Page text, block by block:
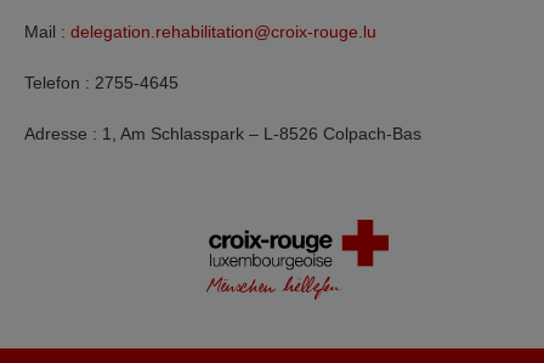
Mail : delegation.rehabilitation@croix-rouge.lu
Telefon : 2755-4645
Adresse : 1, Am Schlasspark – L-8526 Colpach-Bas